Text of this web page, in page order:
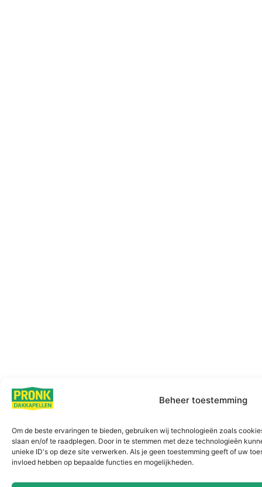
Beheer toestemming
Om de beste ervaringen te bieden, gebruiken wij technologieën zoals
slaan en/of te raadplegen. Door in te stemmen met deze technologieën
unieke ID's op deze site verwerken. Als je geen toestemming geeft of uw
invloed hebben op bepaalde functies en mogelijkheden.